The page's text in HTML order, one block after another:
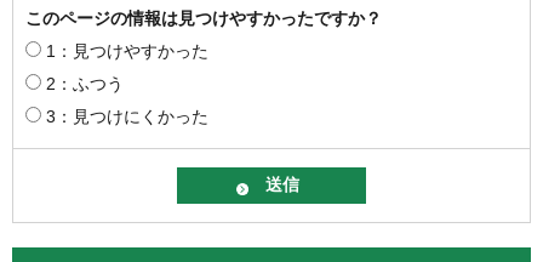
このページの情報は見つけやすかったですか？
1：見つけやすかった
2：ふつう
3：見つけにくかった